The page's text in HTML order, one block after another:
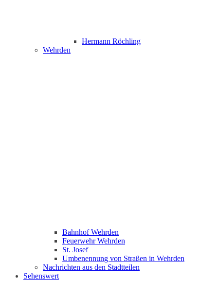
Hermann Röchling
Wehrden
Bahnhof Wehrden
Feuerwehr Wehrden
St. Josef
Umbenennung von Straßen in Wehrden
Nachrichten aus den Stadtteilen
Sehenswert